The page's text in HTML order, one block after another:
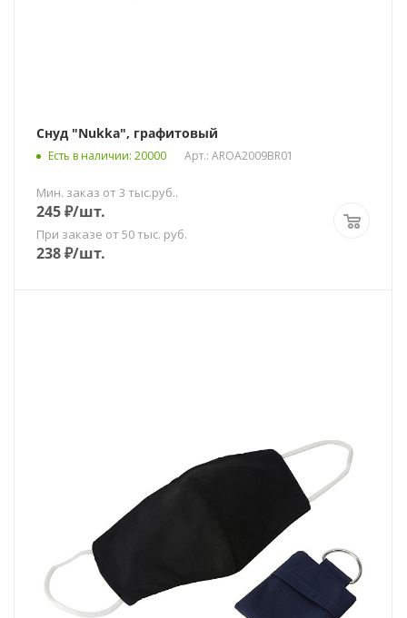
Снуд "Nukka", графитовый
Есть в наличии: 20000 Арт.: AROA2009BR01
Мин. заказ от 3 тыс.руб..
245₽/шт.
При заказе от 50 тыс. руб.
238₽/шт.